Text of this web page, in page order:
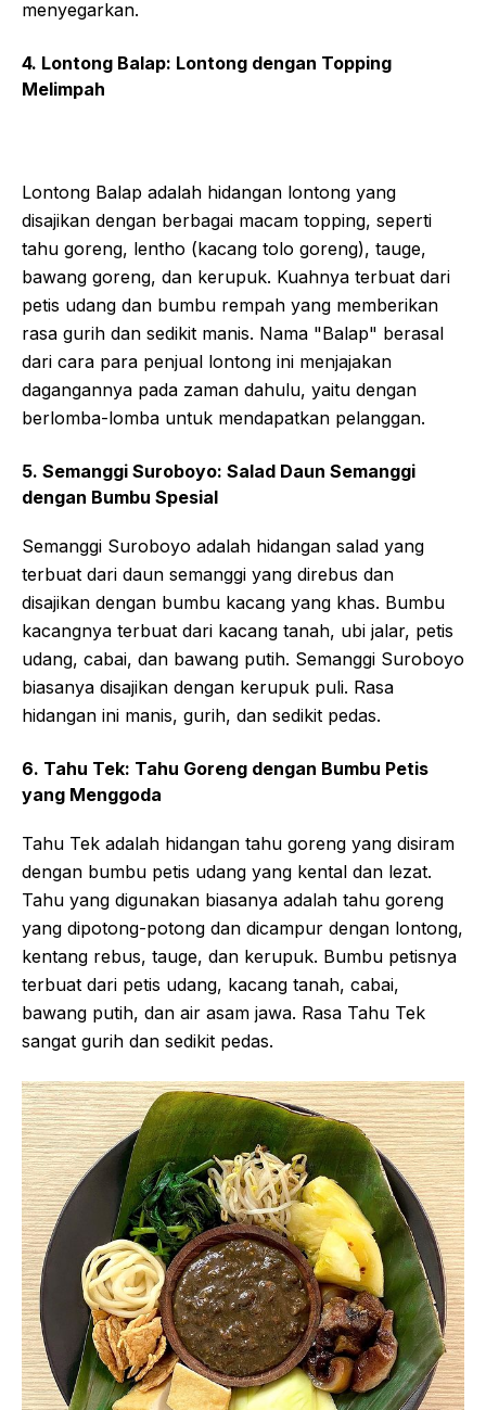
menyegarkan.
4. Lontong Balap: Lontong dengan Topping
Melimpah
Lontong Balap adalah hidangan lontong yang
disajikan dengan berbagai macam topping, seperti
tahu goreng, lentho (kacang tolo goreng), tauge,
bawang goreng, dan kerupuk. Kuahnya terbuat dari
petis udang dan bumbu rempah yang memberikan
rasa gurih dan sedikit manis. Nama "Balap" berasal
dari cara para penjual lontong ini menjajakan
dagangannya pada zaman dahulu, yaitu dengan
berlomba-lomba untuk mendapatkan pelanggan.
5. Semanggi Suroboyo: Salad Daun Semanggi
dengan Bumbu Spesial
Semanggi Suroboyo adalah hidangan salad yang
terbuat dari daun semanggi yang direbus dan
disajikan dengan bumbu kacang yang khas. Bumbu
kacangnya terbuat dari kacang tanah, ubi jalar, petis
udang, cabai, dan bawang putih. Semanggi Suroboyo
biasanya disajikan dengan kerupuk puli. Rasa
hidangan ini manis, gurih, dan sedikit pedas.
6. Tahu Tek: Tahu Goreng dengan Bumbu Petis
yang Menggoda
Tahu Tek adalah hidangan tahu goreng yang disiram
dengan bumbu petis udang yang kental dan lezat.
Tahu yang digunakan biasanya adalah tahu goreng
yang dipotong-potong dan dicampur dengan lontong,
kentang rebus, tauge, dan kerupuk. Bumbu petisnya
terbuat dari petis udang, kacang tanah, cabai,
bawang putih, dan air asam jawa. Rasa Tahu Tek
sangat gurih dan sedikit pedas.